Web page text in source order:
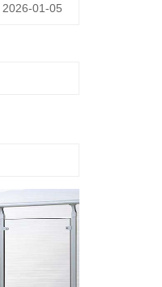
2026-01-05